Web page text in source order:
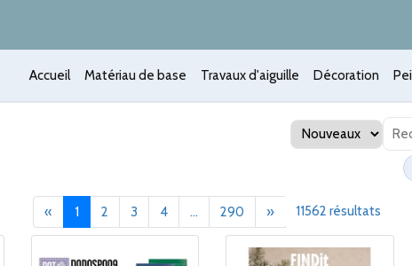
Accueil Matériau de base Travaux d'aiguille Décoration
« Précédent
1(current)
2 3 4 ... 290 »Suivant11562 résultats